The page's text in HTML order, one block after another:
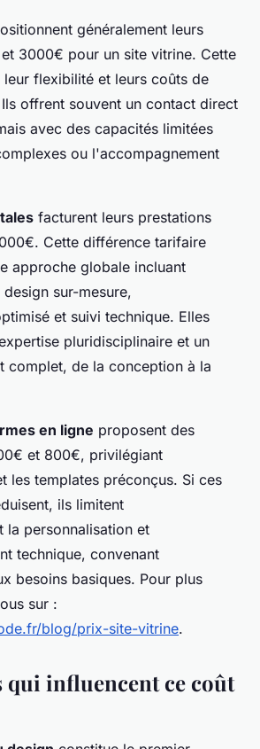
généralement leurs
3000€ pour un site vitrine. Cette
flexibilité et leurs coûts de
offrent souvent un contact direct
avec des capacités limitées
ou l'accompagnement
facturent leurs prestations
Cette différence tarifaire
approche globale incluant
sur-mesure,
et suivi technique. Elles
pluridisciplinaire et un
complet, de la conception à la
en ligne proposent des
et 800€, privilégiant
les templates préconçus. Si ces
ils limitent
la personnalisation et
technique, convenant
besoins basiques. Pour plus
sur :
blog/prix-site-vitrine.
qui influencent ce coût